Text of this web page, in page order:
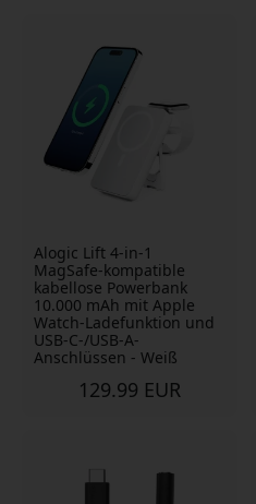
Alogic Lift 4-in-1
MagSafe-kompatible
kabellose Powerbank
10.000 mAh mit Apple
Watch-Ladefunktion und
USB-C-/USB-A-
Anschlüssen - Weiß
129.99 EUR